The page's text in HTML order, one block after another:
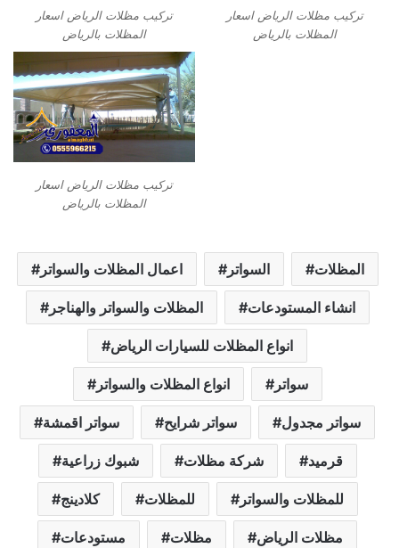
تركيب مظلات الرياض اسعار
المظلات بالرياض
تركيب مظلات الرياض اسعار
المظلات بالرياض
تركيب مظلات الرياض اسعار
المظلات بالرياض
اعمال المظلات والسواتر السواتر المظلات
المظلات والسواتر والهناجر انشاء المستودعات
انواع المظلات للسيارات الرياض
انواع المظلات والسواتر سواتر
سواتر اقمشة سواتر شرايح سواتر مجدول
شبوك زراعية شركة مظلات قرميد
كلادينج للمظلات للمظلات والسواتر
مستودعات مظلات مظلات الرياض